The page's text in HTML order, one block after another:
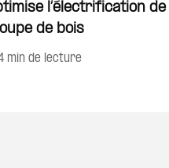
l’électrification de
de bois
min de lecture